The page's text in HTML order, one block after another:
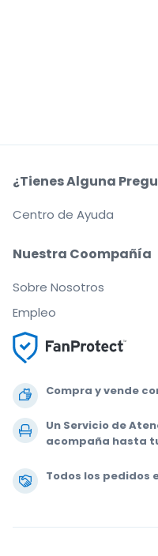
Compra y vende
Un Servicio de
acompaña hasta
Todos los pedidos
Nuestra Coompañía
Sobre Nosotros
Empleo
¿Tienes Alguna
Centro de Ayuda